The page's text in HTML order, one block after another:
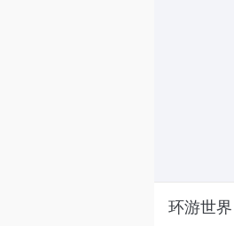
环游世界